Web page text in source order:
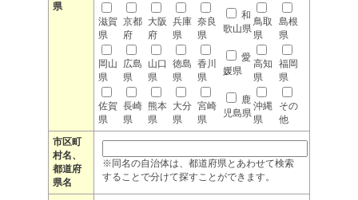
県
滋賀
県
京都
府
大阪
府
兵庫
県
奈良
県
和
歌山県
鳥取
県
島根
県
岡山
県
広島
県
山口
県
徳島
県
香川
県
愛
媛県
高知
県
福岡
県
佐賀
県
長崎
県
熊本
県
大分
県
宮崎
県
鹿
児島県
沖縄
県
その
他
市区町
村名、
都道府
県名
※同名の自治体は、都道府県とあわせて検索
することで分けて探すことができます。